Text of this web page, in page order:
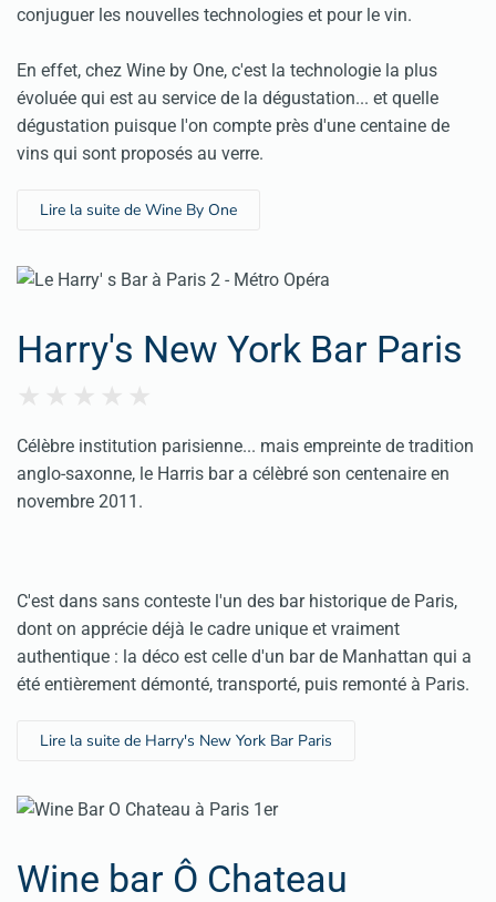
conjuguer les nouvelles technologies et pour le vin.
En effet, chez Wine by One, c'est la technologie la plus
évoluée qui est au service de la dégustation... et quelle
dégustation puisque l'on compte près d'une centaine de
vins qui sont proposés au verre.
Lire la suite de Wine By One
Harry's New York Bar Paris
Célèbre institution parisienne... mais empreinte de tradition
anglo-saxonne, le Harris bar a célèbré son centenaire en
novembre 2011.
C'est dans sans conteste l'un des bar historique de Paris,
dont on apprécie déjà le cadre unique et vraiment
authentique : la déco est celle d'un bar de Manhattan qui a
été entièrement démonté, transporté, puis remonté à Paris.
Lire la suite de Harry's New York Bar Paris
Wine bar Ô Chateau